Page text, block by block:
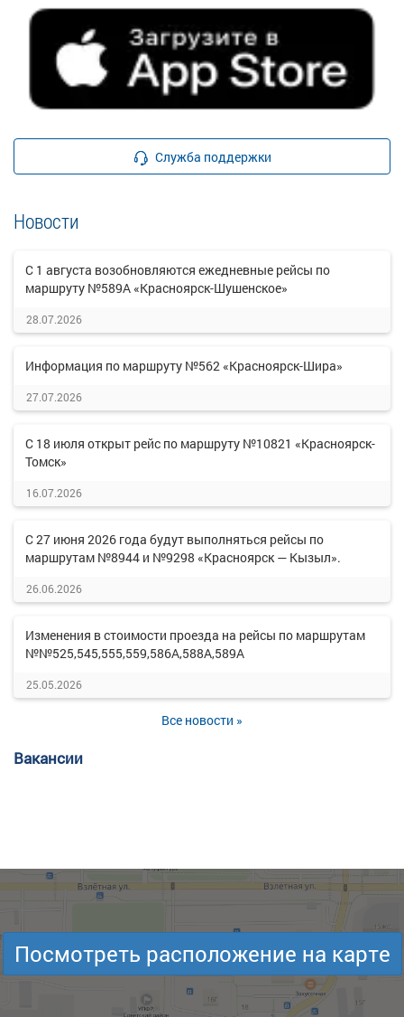
Служба поддержки
Новости
С 1 августа возобновляются ежедневные рейсы по
маршруту №589А «Красноярск-Шушенское»
28.07.2026
Информация по маршруту №562 «Красноярск-Шира»
27.07.2026
С 18 июля открыт рейс по маршруту №10821 «Красноярск-
Томск»
16.07.2026
С 27 июня 2026 года будут выполняться рейсы по
маршрутам №8944 и №9298 «Красноярск — Кызыл».
26.06.2026
Изменения в стоимости проезда на рейсы по маршрутам
№№525,545,555,559,586А,588А,589А
25.05.2026
Все новости »
Вакансии
Посмотреть расположение на карте